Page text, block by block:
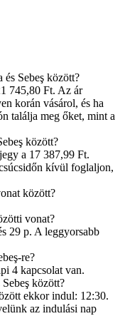
Sebeş között?
745,80 Ft. Az ár
korán vásárol, és ha
találja meg őket, mint a
között?
a 17 387,99 Ft.
kívül foglaljon,
között?
vonat?
29 p. A leggyorsabb
re?
4 kapcsolat van.
között?
ekkor indul: 12:30.
az indulási nap